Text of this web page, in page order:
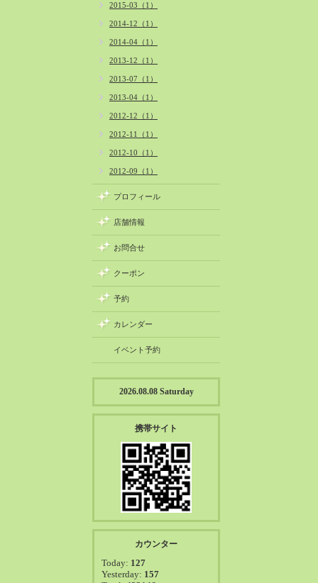
2015-03（1）
2014-12（1）
2014-04（1）
2013-12（1）
2013-07（1）
2013-04（1）
2012-12（1）
2012-11（1）
2012-10（1）
2012-09（1）
プロフィール
店舗情報
お問合せ
クーポン
予約
カレンダー
イベント予約
2026.08.08 Saturday
携帯サイト
カウンター
Today: 127
Yesterday: 157